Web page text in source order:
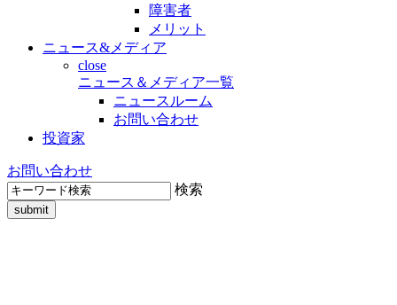
障害者
メリット
ニュース&メディア
close
ニュース＆メディア一覧
ニュースルーム
お問い合わせ
投資家
お問い合わせ
検索